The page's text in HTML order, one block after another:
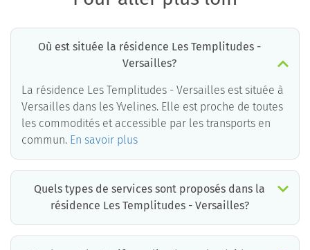
Où est située la résidence Les Templitudes -
Versailles?
La résidence Les Templitudes - Versailles est située à
Versailles dans les Yvelines. Elle est proche de toutes
les commodités et accessible par les transports en
commun. En savoir plus
Quels types de services sont proposés dans la
résidence Les Templitudes - Versailles?